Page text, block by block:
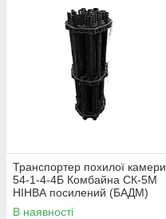
Транспортер похилої камери
54-1-4-4Б Комбайна СК-5М
НІНВА посилений (БАДМ)
В наявності